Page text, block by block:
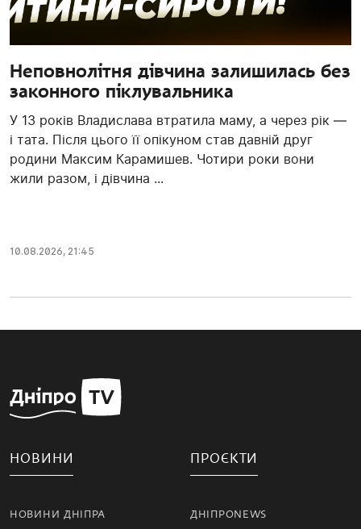
Неповнолітня дівчина залишилась без
законного піклувальника
У 13 років Владислава втратила маму, а через рік —
і тата. Після цього її опікуном став давній друг
родини Максим Карамишев. Чотири роки вони
жили разом, і дівчина ...
10.08.2026, 21:45
НОВИНИ
НОВИНИ ДНІПРА
ПРОЄКТИ
ДНІПРОNEWS